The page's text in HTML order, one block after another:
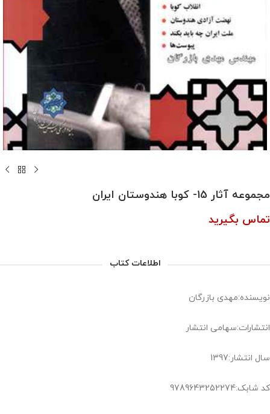
مجموعه آثار 15- کوبا هندوستان ایران
تماس بگیرید
اطلاعات کتاب
نویسنده:مهدی بازرگان
انتشارات:سهامی انتشار
سال انتشار:1397
کد شابک:9789643252274